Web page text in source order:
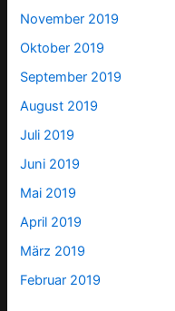
November 2019
Oktober 2019
September 2019
August 2019
Juli 2019
Juni 2019
Mai 2019
April 2019
März 2019
Februar 2019